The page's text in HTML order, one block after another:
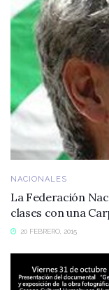
NACIONALES
La Federación
clases con una
20 FEBRERO, 2015